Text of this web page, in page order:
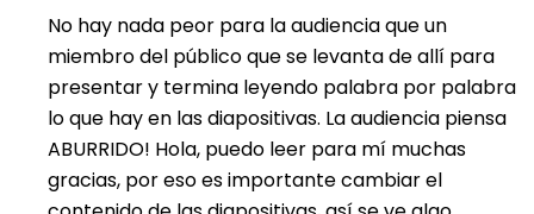
No hay nada peor para la audiencia que un
miembro del público que se levanta de allí para
presentar y termina leyendo palabra por palabra
lo que hay en las diapositivas. La audiencia piensa
ABURRIDO! Hola, puedo leer para mí muchas
gracias, por eso es importante cambiar el